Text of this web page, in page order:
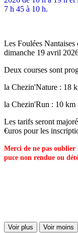
7 h 45 à 10 h.
Les Foulées
dimanche 19 avril
Deux courses sont
la Chezin'Nature : 18
la Chezin'Run : 10 km
Les tarifs seront
€uros pour les
Merci de ne pas
puce non rendue ou
Voir plus Voir moins